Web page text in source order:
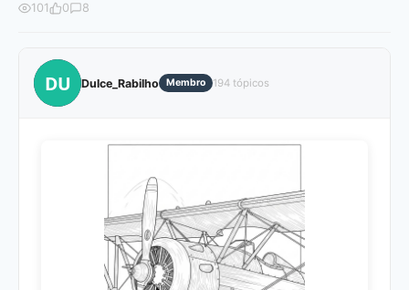
101 0 8
DU Dulce_Rabilho Membro 194 tópicos